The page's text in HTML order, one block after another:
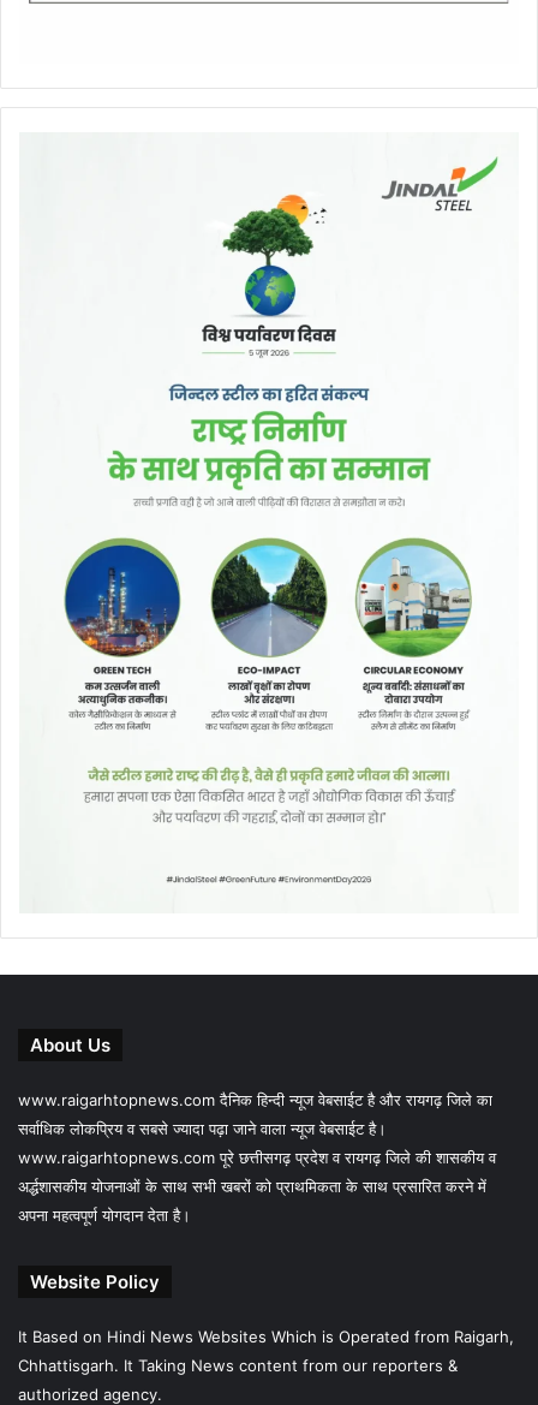
About Us
www.raigarhtopnews.com दैनिक हिन्दी न्यूज वेबसाईट है और रायगढ़ जिले का
सर्वाधिक लोकप्रिय व सबसे ज्यादा पढ़ा जाने वाला न्यूज वेबसाईट है।
www.raigarhtopnews.com पूरे छत्तीसगढ़ प्रदेश व रायगढ़ जिले की शासकीय व
अर्द्धशासकीय योजनाओं के साथ सभी खबरों को प्राथमिकता के साथ प्रसारित करने में
अपना महत्वपूर्ण योगदान देता है।
Website Policy
It Based on Hindi News Websites Which is Operated from Raigarh,
Chhattisgarh. It Taking News content from our reporters &
authorized agency.